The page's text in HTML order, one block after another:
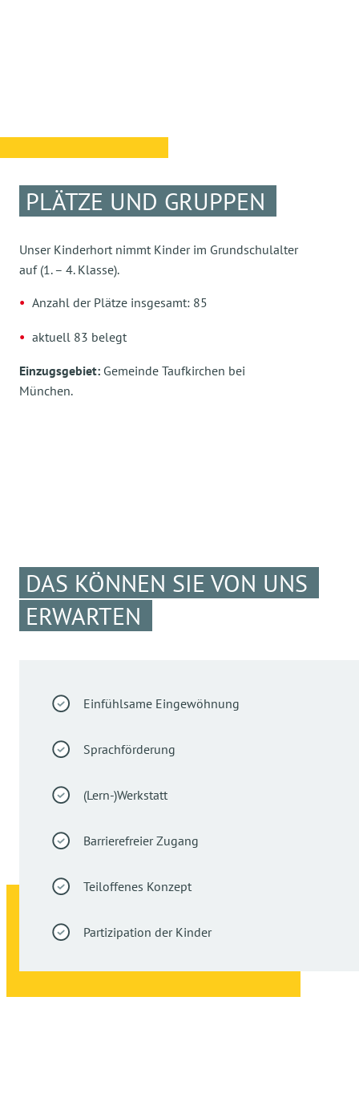
PLÄTZE UND GRUPPEN
Unser Kinderhort nimmt Kinder im Grundschulalter
auf (1. – 4. Klasse).
Anzahl der Plätze insgesamt: 85
aktuell 83 belegt
Einzugsgebiet: Gemeinde Taufkirchen bei
München.
DAS KÖNNEN SIE VON UNS
ERWARTEN
Einfühlsame Eingewöhnung
Sprachförderung
(Lern-)Werkstatt
Barrierefreier Zugang
Teiloffenes Konzept
Partizipation der Kinder